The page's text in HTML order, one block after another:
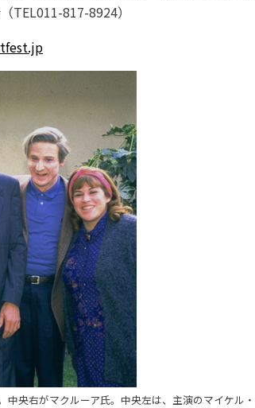
TEL011-817-8924）
中央右がマクルーア氏。中央左は、主演のマイケル